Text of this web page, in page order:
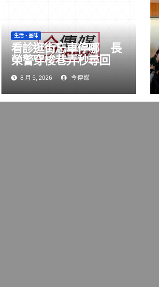
生活、品味
看診逛街忘車停哪 長
榮警穿梭巷弄秒尋回
8 月 5, 2026 今傳媒